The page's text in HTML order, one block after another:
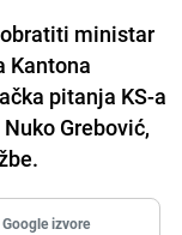
ministar
Kantona
pitanja KS-a
Grebović,
izvore